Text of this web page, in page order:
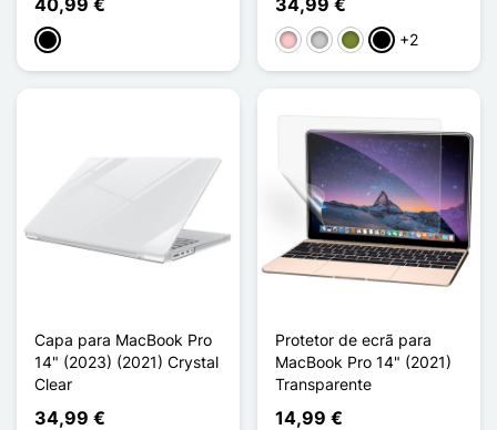
Preto RosaTransparente
KhakiNoir Transparent
+2
Capa para MacBook Pro
14" (2023) (2021) Crystal
Clear
34,99 €
Protetor de ecrã para
MacBook Pro 14" (2021)
Transparente
14,99 €